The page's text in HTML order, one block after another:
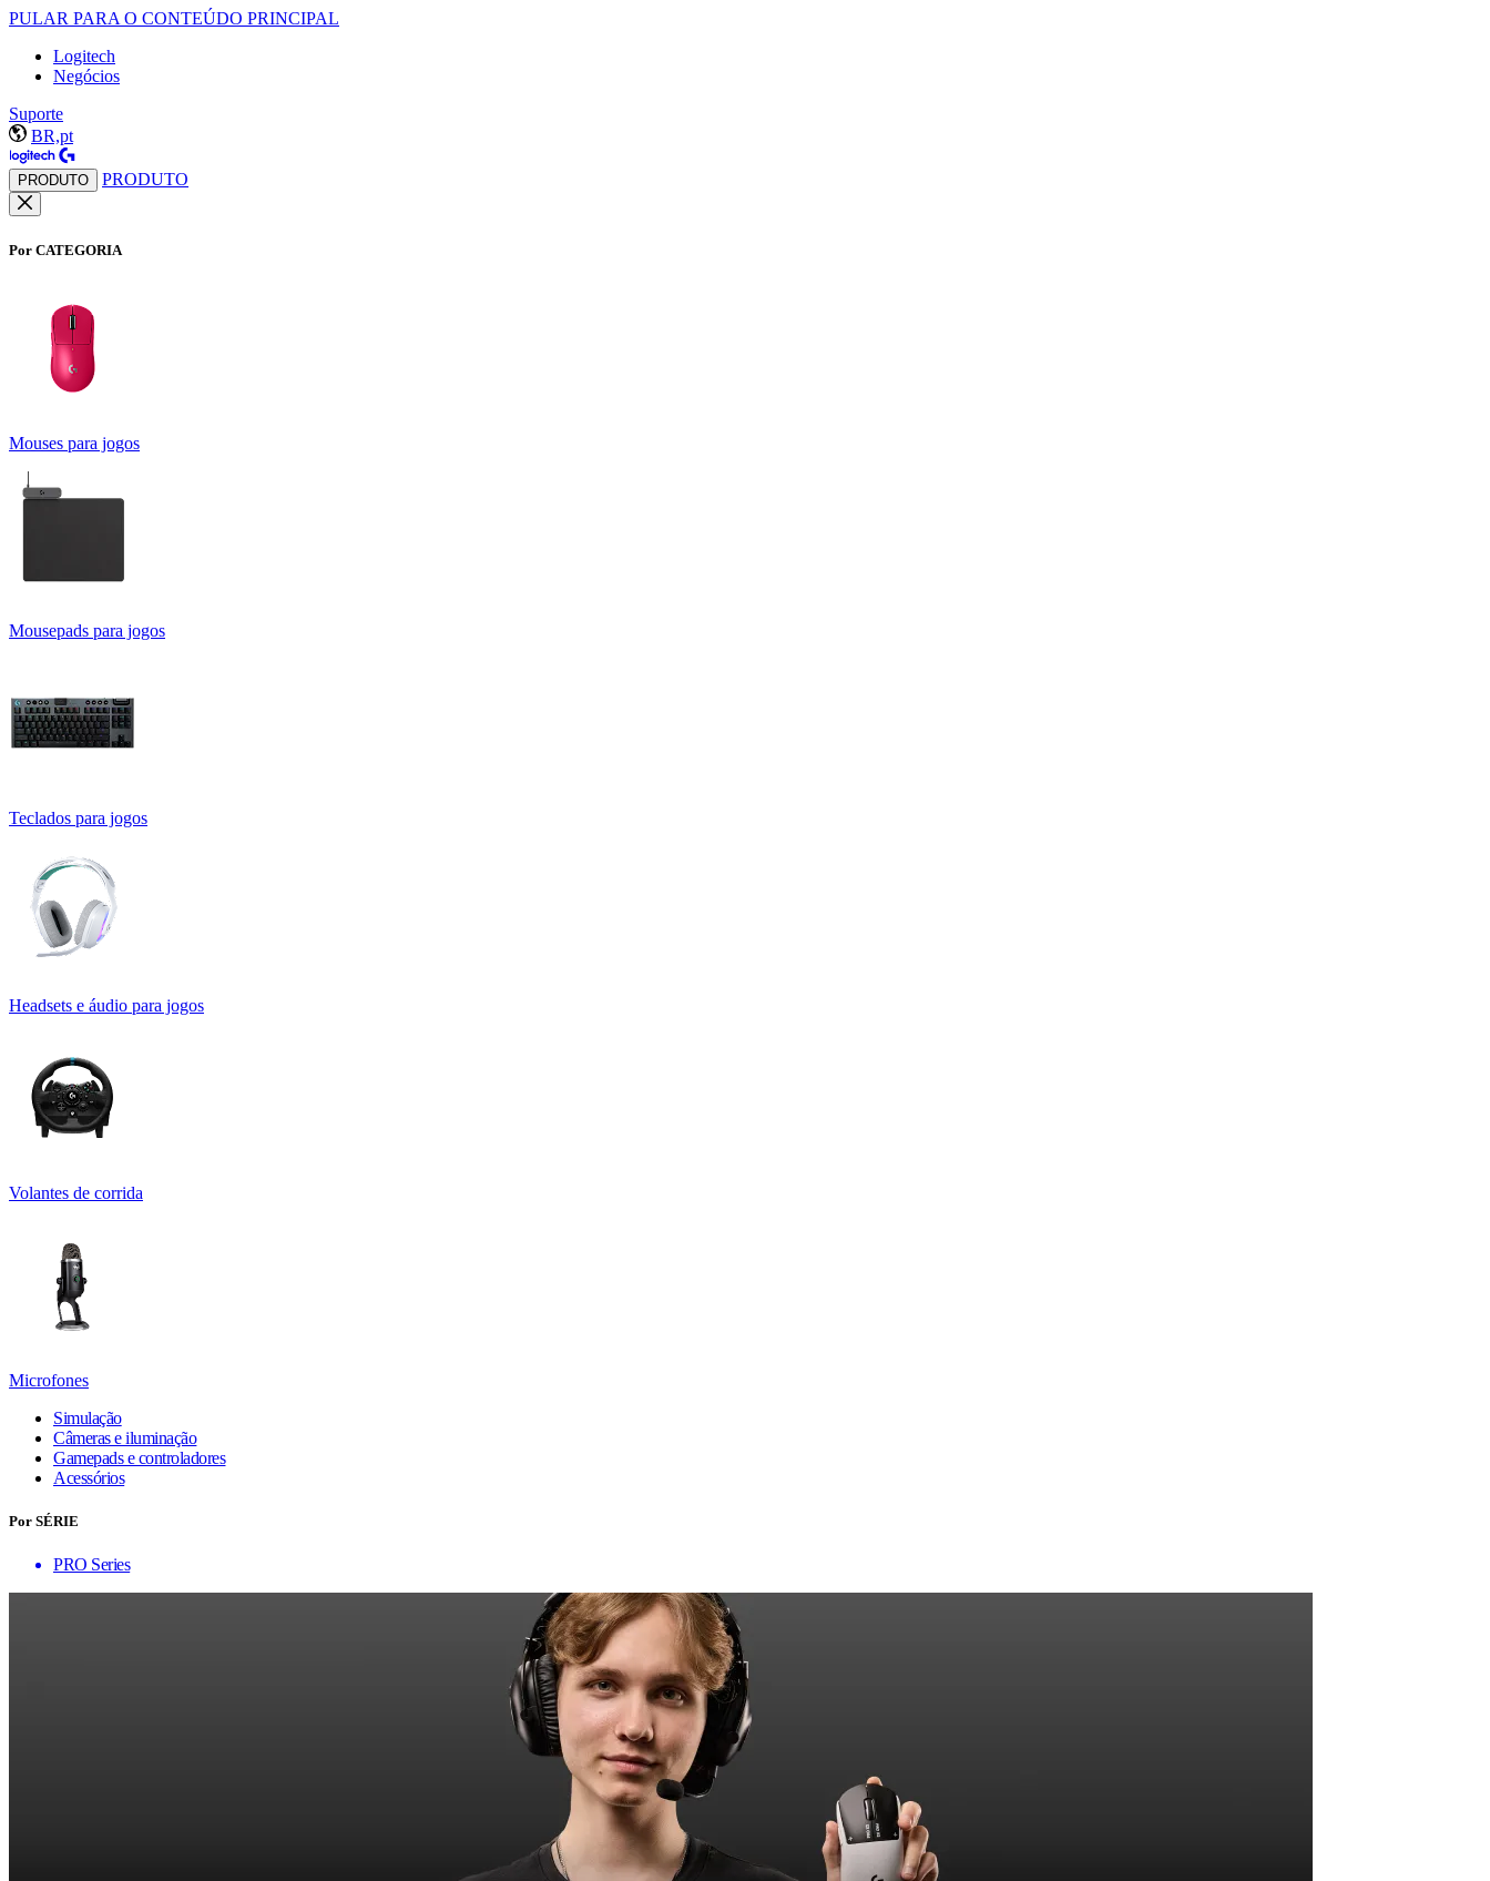
PULAR PARA O CONTEÚDO PRINCIPAL
Logitech
Negócios
Suporte
BR,pt
PRODUTO PRODUTO
Por CATEGORIA
Mouses para jogos
Mousepads para jogos
Teclados para jogos
Headsets e áudio para jogos
Volantes de corrida
Microfones
Simulação
Câmeras e iluminação
Gamepads e controladores
Acessórios
Por SÉRIE
PRO Series